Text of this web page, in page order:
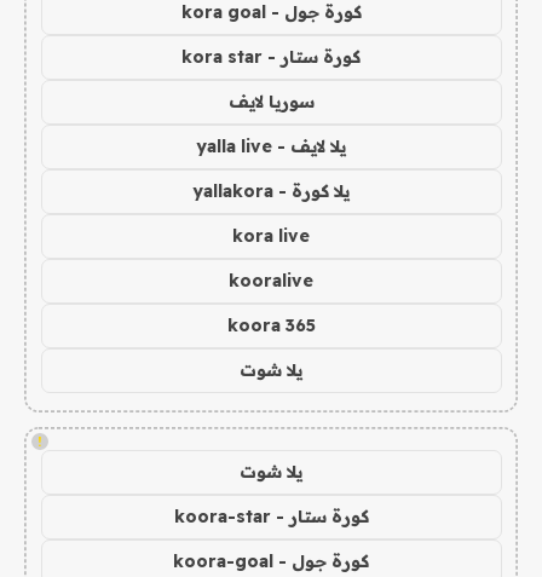
كورة جول - kora goal
كورة ستار - kora star
سوريا لايف
يلا لايف - yalla live
يلا كورة - yallakora
kora live
kooralive
koora 365
يلا شوت
!
يلا شوت
كورة ستار - koora-star
كورة جول - koora-goal